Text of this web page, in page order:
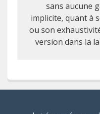
sans aucune
implicite, quant à
ou son
version dans la